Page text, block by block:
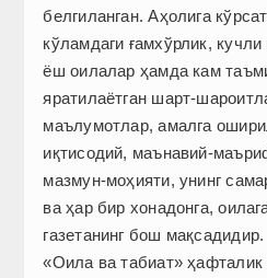
белгиланган. Аҳолига
кўламдаги ғамхўрлик,
ёш оилалар ҳамда кам
яратилаётган шарт-
маълумотлар, амалга
иқтисодий, маънавий-
мазмун-моҳияти, унинг
ва ҳар бир хонадонга,
газетанинг бош мақсадидир.
«Оила ва табиат» ҳафталик